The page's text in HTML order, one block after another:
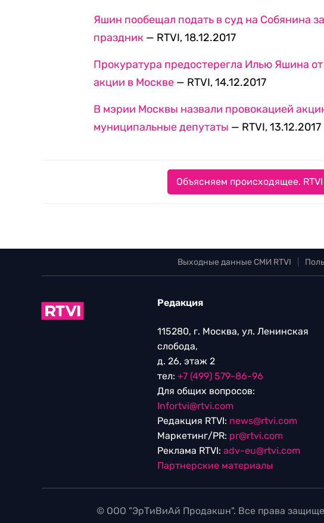
В мэрии Москвы назвали провокацией
Объясняем происходящее.
115280, г. Москва, ул. Ленинская
слобода,
тел:+7 (499) 579-86-96
Infortvi@rtvi.com
Редакция RTVI:
Маркетинг/PR:
Реклама RTVI:adv-eu@rtvi.com
Партнерские материалы
© ООО "ЭрТиВиАй Продакшн". Все права